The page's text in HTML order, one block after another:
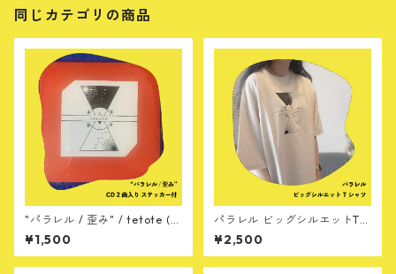
同じカテゴリの商品
"パラレル / 歪み" / tetote (C
D)
¥1,500
パラレル ビッグシルエットTシ
ャツ
¥2,500